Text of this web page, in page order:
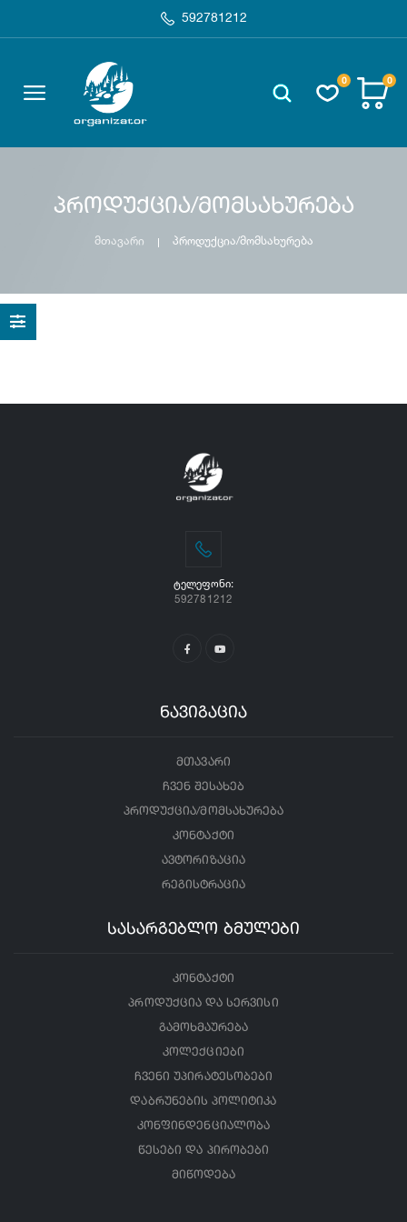
592781212
0 0
პროდუქცია/მომსახურება
მთავარი პროდუქცია/მომსახურება
ᲢᲔᲚᲔᲤᲝᲜᲘ:
592781212
ნავიგაცია
მთავარი
ჩვენ შესახებ
პროდუქცია/მომსახურება
კონტაქტი
ავტორიზაცია
რეგისტრაცია
სასარგებლო ბმულები
კონტაქტი
პროდუქცია და სერვისი
გამოხმაურება
კოლექციები
ჩვენი უპირატესობები
დაბრუნების პოლიტიკა
კონფინდენციალობა
წესები და პირობები
მიწოდება